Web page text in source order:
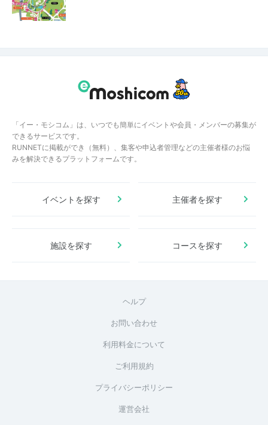
「イー・モシコム」は、いつでも簡単にイベントや会員・メンバーの募集が
できるサービスです。
RUNNETに掲載ができ（無料）、集客や申込者管理などの主催者様のお悩
みを解決できるプラットフォームです。
イベントを探す 主催者を探す
施設を探す コースを探す
ヘルプ
お問い合わせ
利用料金について
ご利用規約
プライバシーポリシー
運営会社